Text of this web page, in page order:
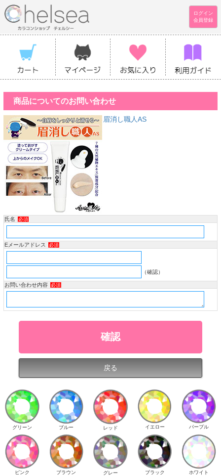
ログイン
会員登録
商品についてのお問い合わせ
眉消し職人AS
氏名 必須
Eメールアドレス 必須
（確認）
お問い合わせ内容 必須
グリーン ブルー レッド イエロー パープル
ピンク ブラウン グレー ブラック ホワイト